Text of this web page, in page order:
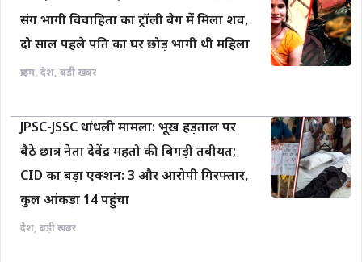
संग भागी विवाहिता का ट्रॉली बैग में मिला शव,
दो साल पहले पति का घर छोड़ भागी थी महिला
क्राइम, देश, बड़ी खबर
JPSC-JSSC धांधली मामला: भूख हड़ताल पर
बैठे छात्र नेता देवेंद्र महतो की बिगड़ी तबीयत;
CID का बड़ा एक्शन: 3 और आरोपी गिरफ्तार,
कुल आंकड़ा 14 पहुंचा
देश, बड़ी खबर